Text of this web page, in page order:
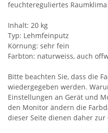
feuchtereguliertes
Inhalt: 20 kg
Typ: Lehmfeinputz
Körnung: sehr fein
Farbton: naturweiss, auch
Bitte beachten Sie, dass die
wiedergegeben werden.
Einstellungen an Gerät und
den Monitor ändern die
dieser Seite dienen daher